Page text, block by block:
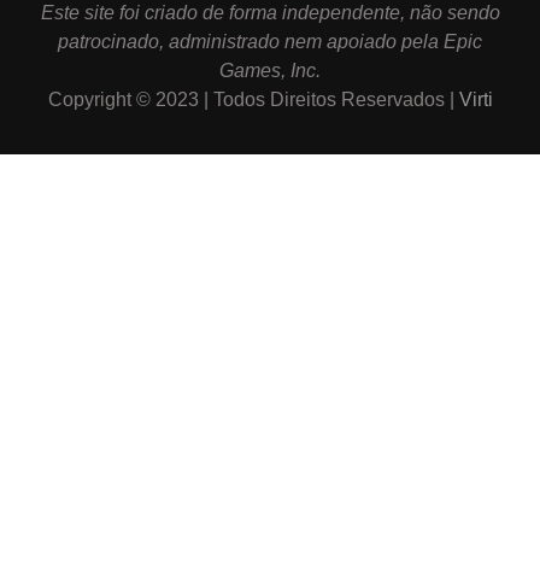
Este site foi criado de forma independente, não sendo
patrocinado, administrado nem apoiado pela Epic
Games, Inc.
Copyright © 2023 | Todos Direitos Reservados | Virti